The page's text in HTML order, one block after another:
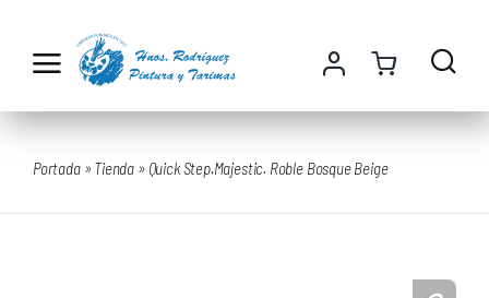
contenido
Portada»Tienda » Quick Step.Majestic. Roble Bosque Beige